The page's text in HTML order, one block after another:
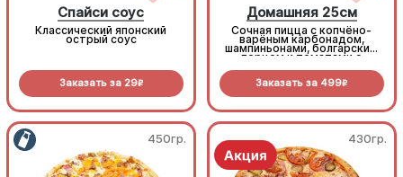
Спайси соус
Классический японский
острый соус
Заказать за 29R
Домашняя 25см
Сочная пицца с копчёно-
варёным карбонадом,
шампиньонами, болгарским
перцем и томатами с
Заказать за 499R
450гр. 430гр.